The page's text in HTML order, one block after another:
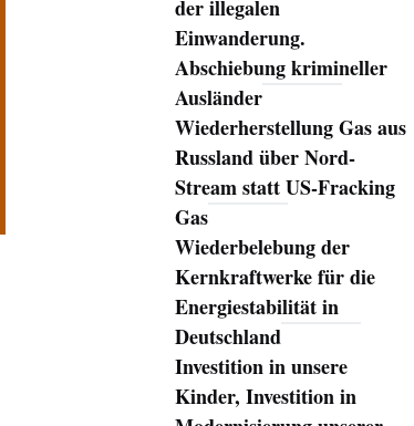
der illegalen
Einwanderung.
Abschiebung krimineller
Ausländer
Wiederherstellung Gas aus
Russland über Nord-
Stream statt US-Fracking
Gas
Wiederbelebung der
Kernkraftwerke für die
Energiestabilität in
Deutschland
Investition in unsere
Kinder, Investition in